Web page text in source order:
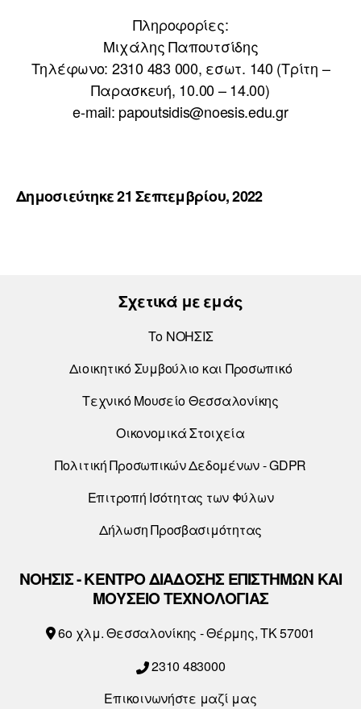
Πληροφορίες:
Μιχάλης Παπουτσίδης
Τηλέφωνο: 2310 483 000, εσωτ. 140 (Τρίτη –
Παρασκευή, 10.00 – 14.00)
e-mail: papoutsidis@noesis.edu.gr
Δημοσιεύτηκε 21 Σεπτεμβρίου, 2022
Σχετικά με εμάς
Το ΝΟΗΣΙΣ
Διοικητικό Συμβούλιο και Προσωπικό
Τεχνικό Μουσείο Θεσσαλονίκης
Οικονομικά Στοιχεία
Πολιτική Προσωπικών Δεδομένων - GDPR
Επιτροπή Ισότητας των Φύλων
Δήλωση Προσβασιμότητας
ΝΟΗΣΙΣ - ΚΕΝΤΡΟ ΔΙΑΔΟΣΗΣ ΕΠΙΣΤΗΜΩΝ ΚΑΙ
ΜΟΥΣΕΙΟ ΤΕΧΝΟΛΟΓΙΑΣ
6o χλμ. Θεσσαλονίκης - Θέρμης, ΤΚ 57001
2310 483000
Επικοινωνήστε μαζί μας